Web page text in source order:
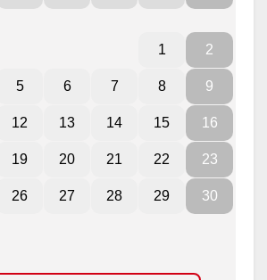
1 2
5 6 7 8 9
12 13 14 15 16
19 20 21 22 23
26 27 28 29 30